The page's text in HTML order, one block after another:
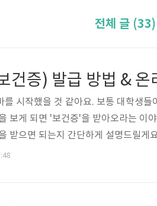
전체 글 (33)
건증) 발급 방법 & 온
를 시작했을 것 같아요. 보통 대학생들
보게 되면 '보건증'을 받아오라는 이
받으면 되는지 간단하게 설명드릴게
무하기 위해 반드시 필요한 위생증명